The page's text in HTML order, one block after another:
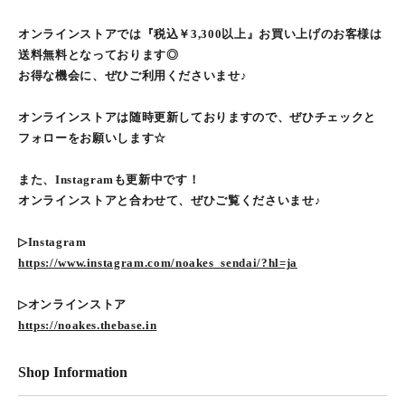
オンラインストアでは『税込￥3,300以上』お買い上げのお客様は
送料無料となっております◎
お得な機会に、ぜひご利用くださいませ♪
オンラインストアは随時更新しておりますので、ぜひチェックと
フォローをお願いします☆
また、Instagramも更新中です！
オンラインストアと合わせて、ぜひご覧くださいませ♪
▷Instagram
https://www.instagram.com/noakes_sendai/?hl=ja
▷オンラインストア
https://noakes.thebase.in
Shop Information